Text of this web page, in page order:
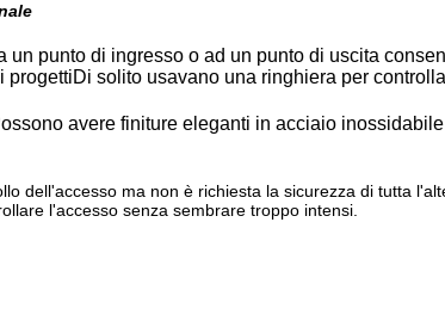
un punto di ingresso o ad un punto di uscita
solito usavano una ringhiera per
avere finiture eleganti in acciaio
dell'accesso ma non è richiesta la sicurezza di tutta
l'accesso senza sembrare troppo intensi.